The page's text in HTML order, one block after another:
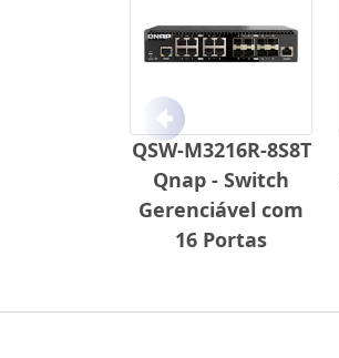
QSW-M3216R-8S8T
Qnap - Switch
Gerenciável com
16 Portas
Anterior